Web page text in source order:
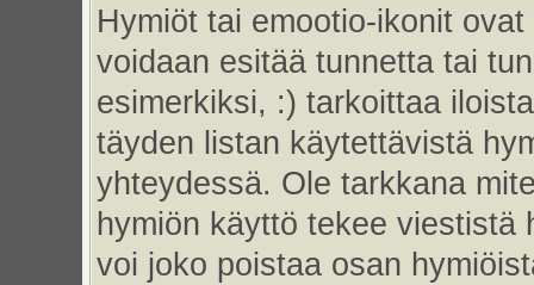
Hymiöt tai emootio-ikonit
voidaan esitää tunnetta tai
esimerkiksi, :) tarkoittaa
täyden listan käytettävistä
yhteydessä. Ole tarkkana
hymiön käyttö tekee viestistä
voi joko poistaa osan